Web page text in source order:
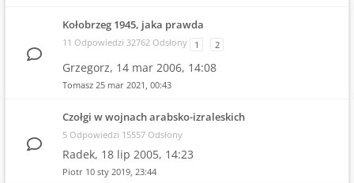
Kołobrzeg 1945, jaka prawda
11 Odpowiedzi 32762 Odsłony 1 2
Grzegorz, 14 mar 2006, 14:08
Tomasz 25 mar 2021, 00:43
Czołgi w wojnach arabsko-izraleskich
5 Odpowiedzi 15557 Odsłony
Radek, 18 lip 2005, 14:23
Piotr 10 sty 2019, 23:44